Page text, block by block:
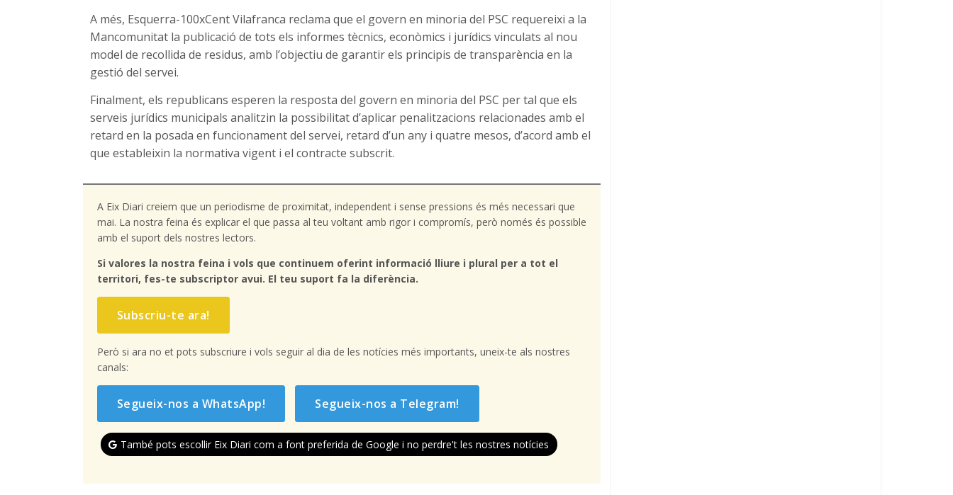
A més, Esquerra-100xCent Vilafranca reclama que el govern en minoria del PSC requereixi a la
Mancomunitat la publicació de tots els informes tècnics, econòmics i jurídics vinculats al nou
model de recollida de residus, amb l’objectiu de garantir els principis de transparència en la
gestió del servei.
Finalment, els republicans esperen la resposta del govern en minoria del PSC per tal que els
serveis jurídics municipals analitzin la possibilitat d’aplicar penalitzacions relacionades amb el
retard en la posada en funcionament del servei, retard d’un any i quatre mesos, d’acord amb el
que estableixin la normativa vigent i el contracte subscrit.
A Eix Diari creiem que un periodisme de proximitat, independent i sense pressions és més necessari que
mai. La nostra feina és explicar el que passa al teu voltant amb rigor i compromís, però només és possible
amb el suport dels nostres lectors.
Si valores la nostra feina i vols que continuem oferint informació lliure i plural per a tot el
territori, fes-te subscriptor avui. El teu suport fa la diferència.
Subscriu-te ara!
Però si ara no et pots subscriure i vols seguir al dia de les notícies més importants, uneix-te als nostres
canals:
Segueix-nos a WhatsApp! Segueix-nos a Telegram!
També pots escollir Eix Diari com a font preferida de Google i no perdre't les nostres notícies